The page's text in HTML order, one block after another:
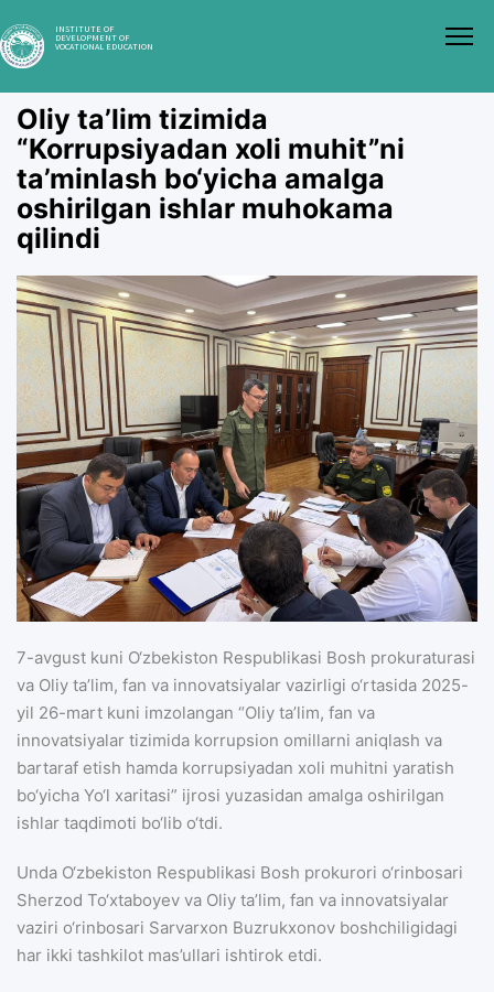
INSTITUTE OF
DEVELOPMENT OF
VOCATIONAL EDUCATION
Oliy ta’lim tizimida
“Korrupsiyadan xoli muhit”ni
ta’minlash bo‘yicha amalga
oshirilgan ishlar muhokama
qilindi
7-avgust kuni O‘zbekiston Respublikasi Bosh prokuraturasi
va Oliy ta’lim, fan va innovatsiyalar vazirligi o‘rtasida 2025-
yil 26-mart kuni imzolangan “Oliy ta’lim, fan va
innovatsiyalar tizimida korrupsion omillarni aniqlash va
bartaraf etish hamda korrupsiyadan xoli muhitni yaratish
bo‘yicha Yo‘l xaritasi” ijrosi yuzasidan amalga oshirilgan
ishlar taqdimoti bo‘lib o‘tdi.
Unda O‘zbekiston Respublikasi Bosh prokurori o‘rinbosari
Sherzod To‘xtaboyev va Oliy ta’lim, fan va innovatsiyalar
vaziri o‘rinbosari Sarvarxon Buzrukxonov boshchiligidagi
har ikki tashkilot mas’ullari ishtirok etdi.